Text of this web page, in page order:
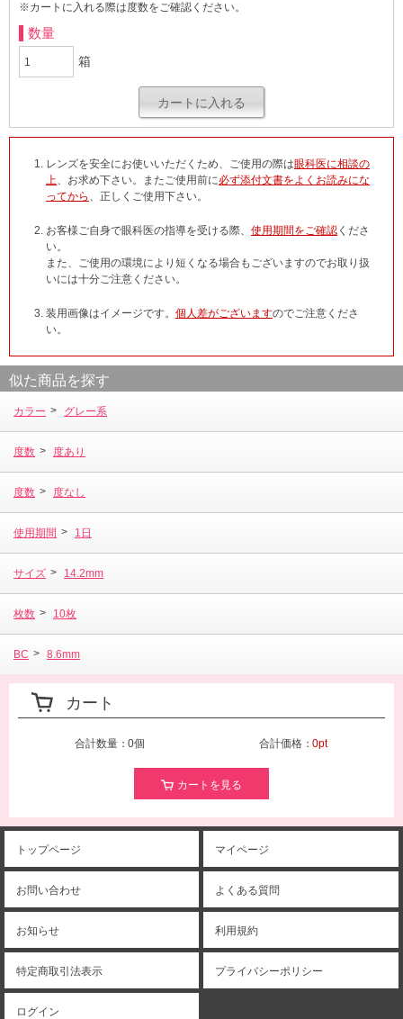
※カートに入れる際は度数をご確認ください。
数量
箱
レンズを安全にお使いいただくため、ご使用の際は眼科医に相談の
上、お求め下さい。またご使用前に必ず添付文書をよくお読みにな
ってから 、正しくご使用下さい。
お客様ご自身で眼科医の指導を受ける際、 使用期間をご確認 くださ
い。
また、ご使用の環境により短くなる場合もございますのでお取り扱
いには十分ご注意ください。
装用画像はイメージです。 個人差がございますのでご注意くださ
い。
似た商品を探す
カラー > グレー系
度数 > 度あり
度数 > 度なし
使用期間 > 1日
サイズ > 14.2mm
枚数 > 10枚
BC > 8.6mm
カート
合計数量：0個 合計価格：0pt
カートを見る
トップページ マイページ
お問い合わせ よくある質問
お知らせ 利用規約
特定商取引法表示 プライバシーポリシー
ログイン